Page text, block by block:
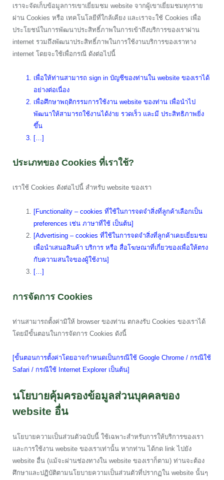
เราจะจัดเก็บข้อมูลการเขาเยี่ยมชม website จากผู้เขาเยี่ยมชมทุกราย
ผ่าน Cookies หรือ เทคโนโลยีที่ใกล้เคียง และเราจะใช้ Cookies เพื่อ
ประโยชน์ในการพัฒนาประสิทธิ์ภาพในการเข้าถึงบริการของเราผ่าน
internet รวมถึงพัฒนาประสิทธิ์ภาพในการใช้งานบริการของเราทาง
internet โดยจะใช้เพื่อกรณี ดังต่อไปนี้
เพื่อให้ท่านสามารถ sign in บัญชีของท่านใน website ของเราได้
อย่างต่อเนื่อง
เพื่อศึกษาพฤติกรรมการใช้งาน website ของท่าน เพื่อนำไป
พัฒนาให้สามารถใช้งานได้ง่าย รวดเร็ว และมี ประสิทธิภาพยิ่ง
ขึ้น
[…]
ประเภทของ Cookies ที่เราใช้?
เราใช้ Cookies ดังต่อไปนี้ สำหรับ website ของเรา
[Functionality – cookies ที่ใช้ในการจดจำสิ่งที่ลูกค้าเลือกเป็น
preferences เช่น ภาษาที่ใช้ เป็นต้น]
[Advertising – cookies ที่ใช้ในการจดจำสิ่งที่ลูกค้าเคยเยี่ยมชม
เพื่อนำเสนอสินค้า บริการ หรือ สื่อโฆษณาที่เกี่ยวของเพื่อให้ตรง
กับความสนใจของผู้ใช้งาน]
[…]
การจัดการ Cookies
ท่านสามารถตั้งค่ามิให้ browser ของท่าน ตกลงรับ Cookies ของเราได้
โดยมีขั้นตอนในการจัดการ Cookies ดังนี้
[ขั้นตอนการตั้งค่าโดยอาจกำหนดเป็นกรณีใช้ Google Chrome / กรณีใช้
Safari / กรณีใช้ Internet Explorer เป็นต้น]
นโยบายคุ้มครองข้อมูลส่วนบุคคลของ
website อื่น
นโยบายความเป็นส่วนตัวฉบับนี้ ใช้เฉพาะสำหรับการให้บริการของเรา
และการใช้งาน website ของเราเท่านั้น หากท่าน ได้กด link ไปยัง
website อื่น (แม้จะผ่านช่องทางใน website ของเราก็ตาม) ท่านจะต้อง
ศึกษาและปฏิบัติตามนโยบายความเป็นส่วนตัวที่ปรากฏใน website นั้นๆ